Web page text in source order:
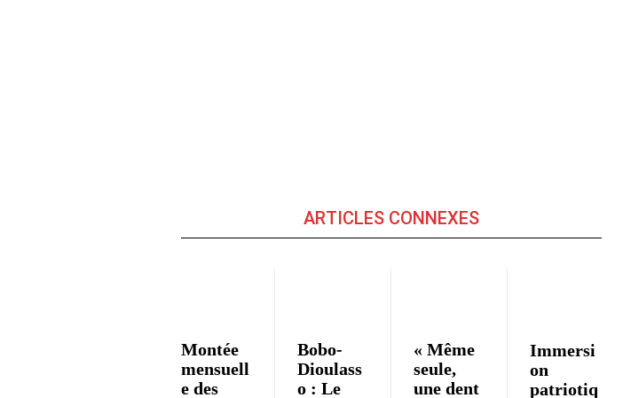
ARTICLES CONNEXES
Montée
mensuell
e des
Bobo-
Dioulass
o : Le
« Même
seule,
une dent
Immersi
on
patriotiq